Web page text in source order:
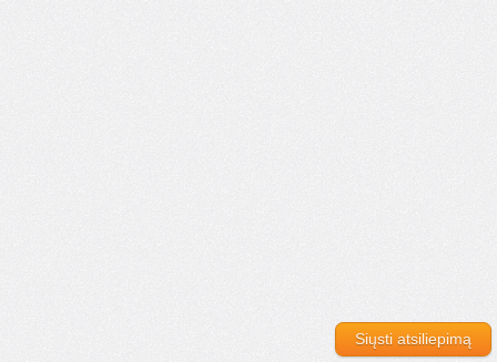
Siųsti atsiliepimą